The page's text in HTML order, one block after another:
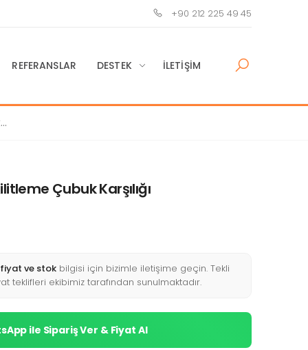
+90 212 225 49 45
REFERANSLAR DESTEK İLETIŞIM
Çubuk Karşılığı
fiyat ve stok bilgisi için bizimle iletişime geçin. Tekli
teklifleri ekibimiz tarafından sunulmaktadır.
ile Sipariş Ver & Fiyat Al